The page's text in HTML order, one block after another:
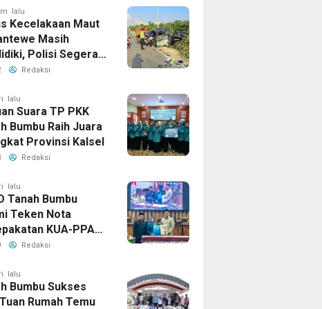
lalu
Kecelakaan Maut
Masih
Polisi Segera
Redaksi
lalu
Suara TP PKK
Bumbu Raih Juara
Provinsi Kalsel
Redaksi
lalu
Tanah Bumbu
Teken Nota
KUA-PPAS
APBD 2026
Redaksi
lalu
Bumbu Sukses
Rumah Temu